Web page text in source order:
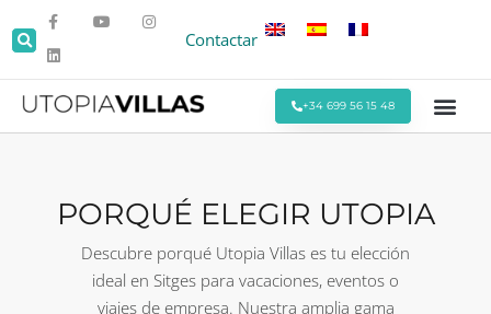
Contactar
+34 699 56 15 48
PORQUÉ ELEGIR UTOPIA
Descubre porqué Utopia Villas es tu elección
ideal en Sitges para vacaciones, eventos o
viajes de empresa. Nuestra amplia gama